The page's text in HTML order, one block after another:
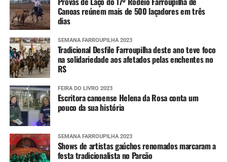
Canoas reúnem mais de 500 laçadores em três
dias
SEMANA FARROUPILHA 2023
Tradicional Desfile Farroupilha deste ano teve foco
na solidariedade aos afetados pelas enchentes no
RS
FEIRA DO LIVRO 2023
Escritora canoense Helena da Rosa conta um
pouco da sua história
SEMANA FARROUPILHA 2023
Shows de artistas gaúchos renomados marcaram a
festa tradicionalista no Parcão